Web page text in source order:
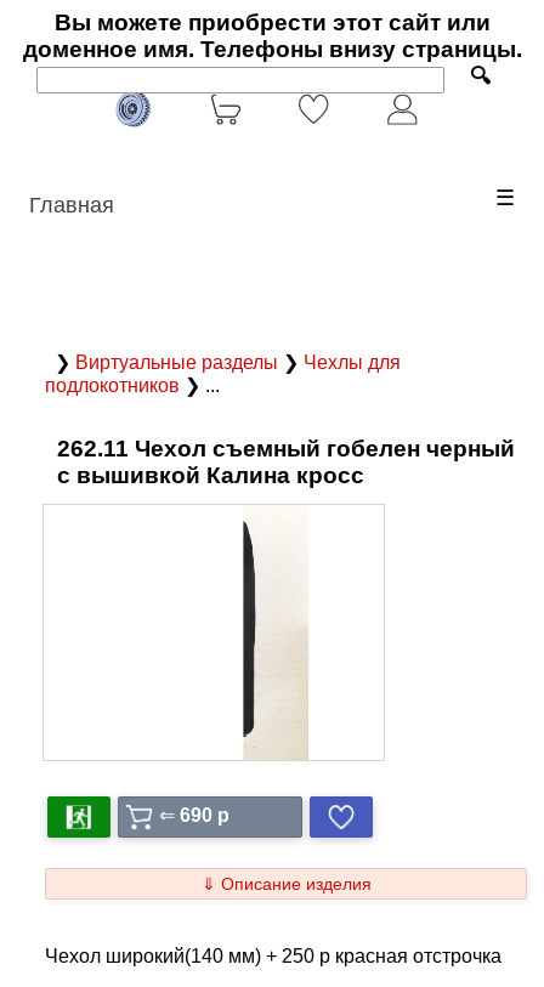
Вы можете приобрести этот сайт или
доменное имя. Телефоны внизу страницы.
🔍
Главная ☰
❯ Виртуальные разделы ❯ Чехлы для
подлокотников ❯ ...
262.11 Чехол съемный гобелен черный
с вышивкой Калина кросс
⇐ 690 p
⇓ Описание изделия
Чехол широкий(140 мм) + 250 р красная отстрочка